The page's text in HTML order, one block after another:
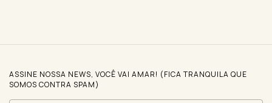
ASSINE NOSSA NEWS, VOCÊ VAI AMAR! (FICA TRANQUILA QUE
SOMOS CONTRA SPAM)